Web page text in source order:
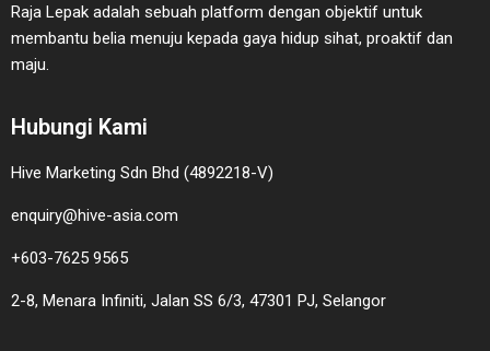
Raja Lepak adalah sebuah platform dengan objektif untuk
membantu belia menuju kepada gaya hidup sihat, proaktif dan
maju.
Hubungi Kami
Hive Marketing Sdn Bhd (4892218-V)
enquiry@hive-asia.com
+603-7625 9565
2-8, Menara Infiniti, Jalan SS 6/3, 47301 PJ, Selangor